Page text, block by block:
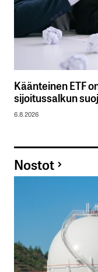
Käänteinen ETF
sijoitussalkun
6.8.2026
Nostot